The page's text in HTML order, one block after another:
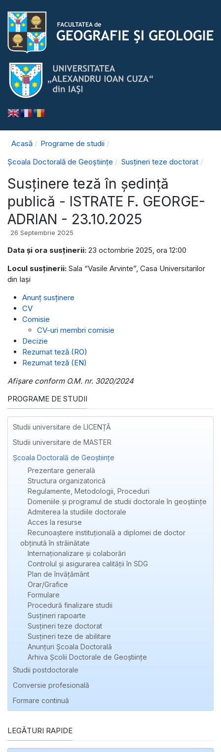
Acasă
Programe de studii
Școala Doctorală de Geoștiințe
Susțineri teze doctorat
Susținere teză în ședință
publică - ISTRATE F. GEORGE-
ADRIAN - 23.10.2025
26 Septembrie 2025
Data și ora susținerii: 23 octombrie 2025, ora 12:00
Locul susținerii: Sala “Vasile Arvinte”, Casa Universitarilor
din Iaşi
Anunț susținere
CV
Comisie
CV-uri membri comisie
Decizie
Rezumat teză (RO)
Rezumat teză (EN)
Afișare conform O.M. nr. 3020/2024
PROGRAME DE STUDII
Studii universitare de LICENȚĂ
Studii universitare de MASTER
Școala Doctorală de Geoștiințe
Prezentare generală
Structura organizatorică
Regulamente, Metodologii, Proceduri
Domeniile și programul de studii doctorale în geoștiințe
Admiterea la studiile doctorale
Acces la resurse
Recunoaștere instituțională a diplomei de doctor
obținută în străinătate
Internaționalizare și colaborări
Controlul și asigurarea calității în SDG
Plan de învățământ
Orar/Grafice
Formulare
Procedură finalizare studii
Susțineri rapoarte
Susțineri teze doctorat
Susțineri teze de abilitare
Anunțuri Școala Doctorală
Arhiva Școlii Doctorale de Geoștiințe
Studii postdoctorale
Conversie profesională
Formare continuă
LEGĂTURI RAPIDE